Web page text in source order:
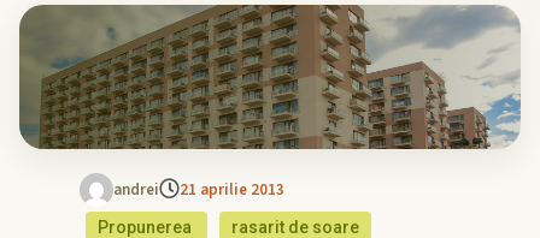
andrei 21 aprilie 2013
Propunerea rasarit de soare